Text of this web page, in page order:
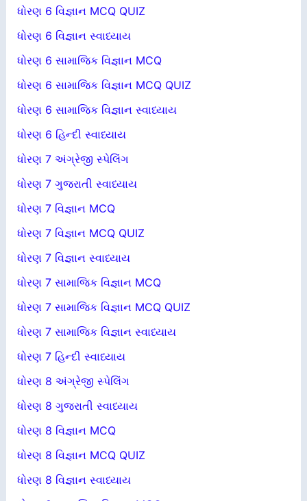
ધોરણ 6 વિજ્ઞાન MCQ QUIZ
ધોરણ 6 વિજ્ઞાન સ્વાધ્યાય
ધોરણ 6 સામાજિક વિજ્ઞાન MCQ
ધોરણ 6 સામાજિક વિજ્ઞાન MCQ QUIZ
ધોરણ 6 સામાજિક વિજ્ઞાન સ્વાધ્યાય
ધોરણ 6 હિન્દી સ્વાધ્યાય
ધોરણ 7 અંગ્રેજી સ્પેલિંગ
ધોરણ 7 ગુજરાતી સ્વાધ્યાય
ધોરણ 7 વિજ્ઞાન MCQ
ધોરણ 7 વિજ્ઞાન MCQ QUIZ
ધોરણ 7 વિજ્ઞાન સ્વાધ્યાય
ધોરણ 7 સામાજિક વિજ્ઞાન MCQ
ધોરણ 7 સામાજિક વિજ્ઞાન MCQ QUIZ
ધોરણ 7 સામાજિક વિજ્ઞાન સ્વાધ્યાય
ધોરણ 7 હિન્દી સ્વાધ્યાય
ધોરણ 8 અંગ્રેજી સ્પેલિંગ
ધોરણ 8 ગુજરાતી સ્વાધ્યાય
ધોરણ 8 વિજ્ઞાન MCQ
ધોરણ 8 વિજ્ઞાન MCQ QUIZ
ધોરણ 8 વિજ્ઞાન સ્વાધ્યાય